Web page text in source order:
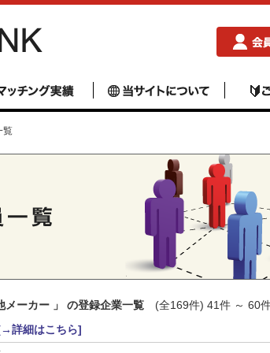
覧
メーカー 」 の登録企業一覧 (全169件) 41件 ～ 60
詳細はこちら]